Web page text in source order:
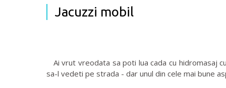
Jacuzzi mobil
Ai vrut vreodata sa poti lua cada cu hidromasaj
sa-l vedeti pe strada - dar unul din cele mai bune